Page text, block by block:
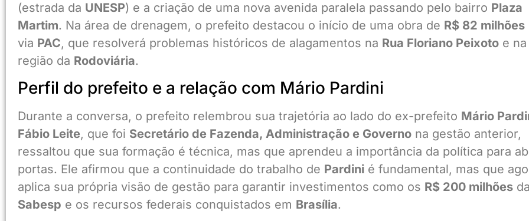
(estrada da UNESP) e a criação de uma nova avenida paralela passando pelo bairro Plaza
Martim. Na área de drenagem, o prefeito destacou o início de uma obra de R$ 82 milhões
via PAC, que resolverá problemas históricos de alagamentos na Rua Floriano Peixoto e na
região da Rodoviária.
Perfil do prefeito e a relação com Mário Pardini
Durante a conversa, o prefeito relembrou sua trajetória ao lado do ex-prefeito Mário
Fábio Leite, que foi Secretário de Fazenda, Administração e Governo na gestão anterior,
ressaltou que sua formação é técnica, mas que aprendeu a importância da política para
portas. Ele afirmou que a continuidade do trabalho de Pardini é fundamental, mas que
aplica sua própria visão de gestão para garantir investimentos como os R$ 200 milhões da
Sabesp e os recursos federais conquistados em Brasília.